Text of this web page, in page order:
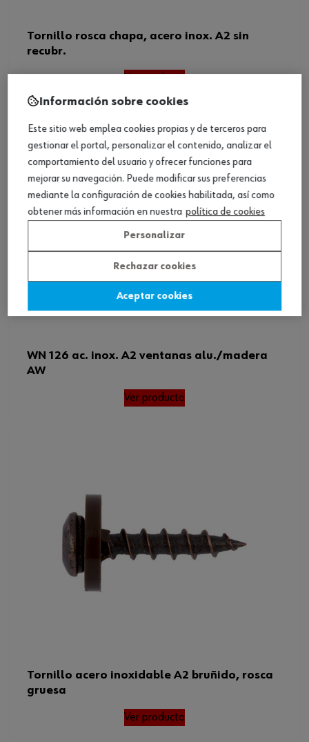
Tornillo rosca chapa, acero inox. A2 sin
recubr.
Ver producto
WN 126 ac. inox. A2 ventanas alu./madera
AW
Ver producto
Tornillo acero inoxidable A2 bruñido, rosca
gruesa
Ver producto
Información sobre cookies
Este sitio web emplea cookies propias y de terceros para
gestionar el portal, personalizar el contenido, analizar el
comportamiento del usuario y ofrecer funciones para
mejorar su navegación. Puede modificar sus preferencias
mediante la configuración de cookies habilitada, así como
obtener más información en nuestra política de cookies
Personalizar
Rechazar cookies
Aceptar cookies